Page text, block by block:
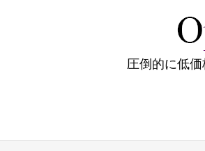
圧倒的に低